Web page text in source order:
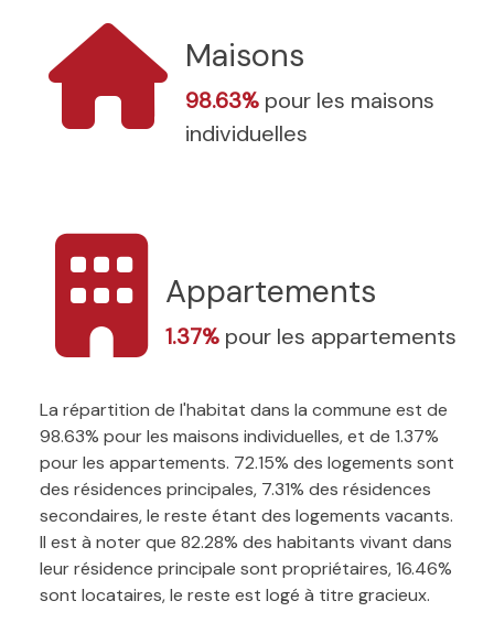
Maisons
98.63% pour les maisons
individuelles
Appartements
1.37% pour les appartements
La répartition de l'habitat dans la commune est de
98.63% pour les maisons individuelles, et de 1.37%
pour les appartements. 72.15% des logements sont
des résidences principales, 7.31% des résidences
secondaires, le reste étant des logements vacants.
Il est à noter que 82.28% des habitants vivant dans
leur résidence principale sont propriétaires, 16.46%
sont locataires, le reste est logé à titre gracieux.